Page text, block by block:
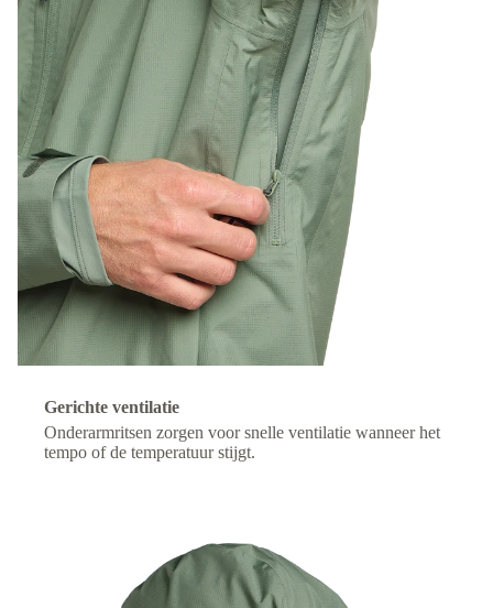
Gerichte ventilatie
Onderarmritsen zorgen voor snelle ventilatie wanneer het
tempo of de temperatuur stijgt.